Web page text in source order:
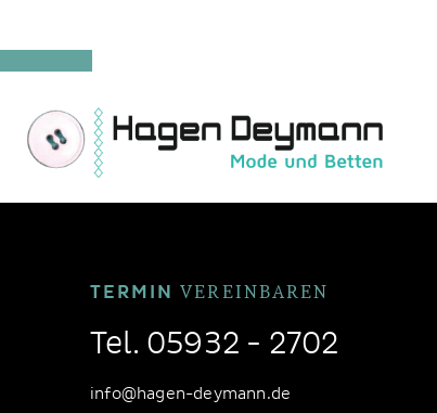
TERMIN VEREINBAREN
Tel. 05932 - 2702
info@hagen-deymann.de